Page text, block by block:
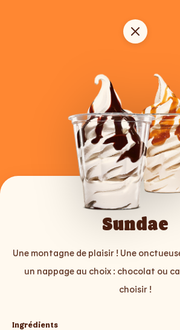
Sundae
Une montagne de plaisir ! Une
un nappage au choix : chocolat ou
choisir !
Ingrédients